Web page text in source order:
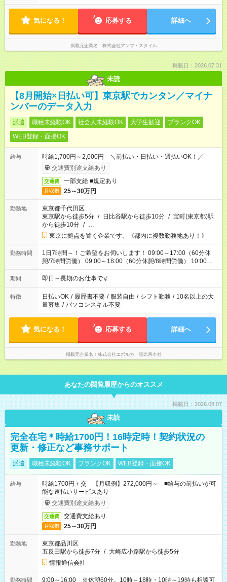
気になる！ 応募する 詳細へ
掲載元企業名 株式会社アンフ・スタイル
掲載日：2026.07.31
未読
【8月開始×日払い可】東京駅でカンタン／マイナ
ンバーのデータ入力
派遣 職種未経験OK 社会人未経験OK 大学生歓迎
ブランクOK
WEB登録・面接OK
給与
時給1,700円～2,000円 ＼前払い・日払い・週払いOK！／
交通費別途支給あり
交通費 一部支給 ■規定あり
月収例 25～30万円
勤務地
東京都千代田区
東京駅から徒歩5分 / 日比谷駅から徒歩10分 / 宝町(東京都)駅
から徒歩10分 / …
東京に拠点を置く企業です。《都内に複数勤務地あり！》
勤務時間
1日7時間～！ご希望をお伺いします！ 09:00～17:00（60分休
憩/7時間労働） 09:00～18:00（60分休憩/8時間労働） 10:00～
19:00（60分休憩/8時間労働）
期間 即日～長期のお仕事です
特徴 日払いOK / 履歴書不要 / 服装自由 / シフト勤務 / 10名以上の大
量募集 / パソコンスキル不要
気になる！ 応募する 詳細へ
掲載元企業名 株式会社エボルカ 恵比寿本社
あなたの閲覧履歴からのオススメ
掲載日：2026.08.07
未読
完全在宅＊時給1700円！16時定時！契約状況の
更新・修正など事務サポート
派遣 職種未経験OK ブランクOK WEB登録・面接OK
給与
時給1700円＋交 【月収例】272,000円～ ■給与の前払いが可
能な速払いサービスあり
交通費別途支給あり
交通費 交通費支給あり
月収例 25～30万円
勤務地
東京都品川区
五反田駅から徒歩7分 / 大崎広小路駅から徒歩5分
情報通信会社
勤務時間 9:00～16:00 ※休憩60分。10時～18時・10時～19時も相談可